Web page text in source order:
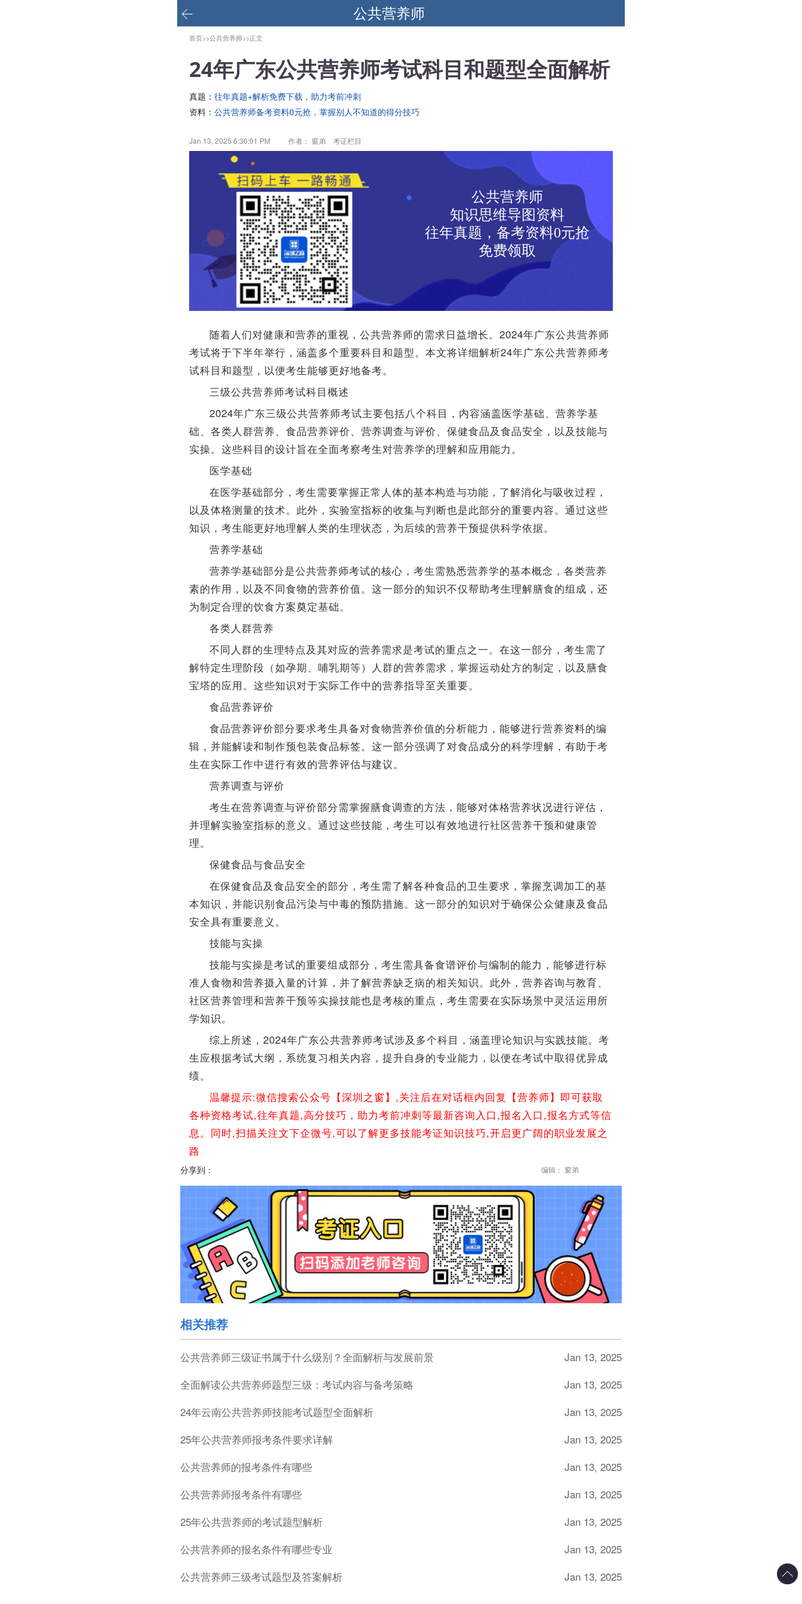
公共营养师
首页>>公共营养师>>正文
24年广东公共营养师考试科目和题型全面解析
真题： 往年真题+解析免费下载，助力考前冲刺
资料： 公共营养师备考资料0元抢，掌握别人不知道的得分技巧
Jan 13, 2025 6:36:01 PM 作者： 窗弟 考证栏目
公共营养师
知识思维导图资料
往年真题，备考资料0元抢
免费领取
随着人们对健康和营养的重视，公共营养师的需求日益增长。2024年广东公共营养师
考试将于下半年举行，涵盖多个重要科目和题型。本文将详细解析24年广东公共营养师考
试科目和题型，以便考生能够更好地备考。
三级公共营养师考试科目概述
2024年广东三级公共营养师考试主要包括八个科目，内容涵盖医学基础、营养学基
础、各类人群营养、食品营养评价、营养调查与评价、保健食品及食品安全，以及技能与
实操。这些科目的设计旨在全面考察考生对营养学的理解和应用能力。
医学基础
在医学基础部分，考生需要掌握正常人体的基本构造与功能，了解消化与吸收过程，
以及体格测量的技术。此外，实验室指标的收集与判断也是此部分的重要内容。通过这些
知识，考生能更好地理解人类的生理状态，为后续的营养干预提供科学依据。
营养学基础
营养学基础部分是公共营养师考试的核心，考生需熟悉营养学的基本概念，各类营养
素的作用，以及不同食物的营养价值。这一部分的知识不仅帮助考生理解膳食的组成，还
为制定合理的饮食方案奠定基础。
各类人群营养
不同人群的生理特点及其对应的营养需求是考试的重点之一。在这一部分，考生需了
解特定生理阶段（如孕期、哺乳期等）人群的营养需求，掌握运动处方的制定，以及膳食
宝塔的应用。这些知识对于实际工作中的营养指导至关重要。
食品营养评价
食品营养评价部分要求考生具备对食物营养价值的分析能力，能够进行营养资料的编
辑，并能解读和制作预包装食品标签。这一部分强调了对食品成分的科学理解，有助于考
生在实际工作中进行有效的营养评估与建议。
营养调查与评价
考生在营养调查与评价部分需掌握膳食调查的方法，能够对体格营养状况进行评估，
并理解实验室指标的意义。通过这些技能，考生可以有效地进行社区营养干预和健康管
理。
保健食品与食品安全
在保健食品及食品安全的部分，考生需了解各种食品的卫生要求，掌握烹调加工的基
本知识，并能识别食品污染与中毒的预防措施。这一部分的知识对于确保公众健康及食品
安全具有重要意义。
技能与实操
技能与实操是考试的重要组成部分，考生需具备食谱评价与编制的能力，能够进行标
准人食物和营养摄入量的计算，并了解营养缺乏病的相关知识。此外，营养咨询与教育、
社区营养管理和营养干预等实操技能也是考核的重点，考生需要在实际场景中灵活运用所
学知识。
综上所述，2024年广东公共营养师考试涉及多个科目，涵盖理论知识与实践技能。考
生应根据考试大纲，系统复习相关内容，提升自身的专业能力，以便在考试中取得优异成
绩。
温馨提示:微信搜索公众号【深圳之窗】,关注后在对话框内回复【营养师】即可获取
各种资格考试,往年真题,高分技巧，助力考前冲刺等最新咨询入口,报名入口,报名方式等信
息。同时,扫描关注文下企微号,可以了解更多技能考证知识技巧,开启更广阔的职业发展之
路
分享到： 编辑： 窗弟
相关推荐
公共营养师三级证书属于什么级别？全面解析与发展前景
Jan 13, 2025
全面解读公共营养师题型三级：考试内容与备考策略
Jan 13, 2025
24年云南公共营养师技能考试题型全面解析
Jan 13, 2025
25年公共营养师报考条件要求详解
Jan 13, 2025
公共营养师的报考条件有哪些
Jan 13, 2025
公共营养师报考条件有哪些
Jan 13, 2025
25年公共营养师的考试题型解析
Jan 13, 2025
公共营养师的报名条件有哪些专业
Jan 13, 2025
公共营养师三级考试题型及答案解析
Jan 13, 2025